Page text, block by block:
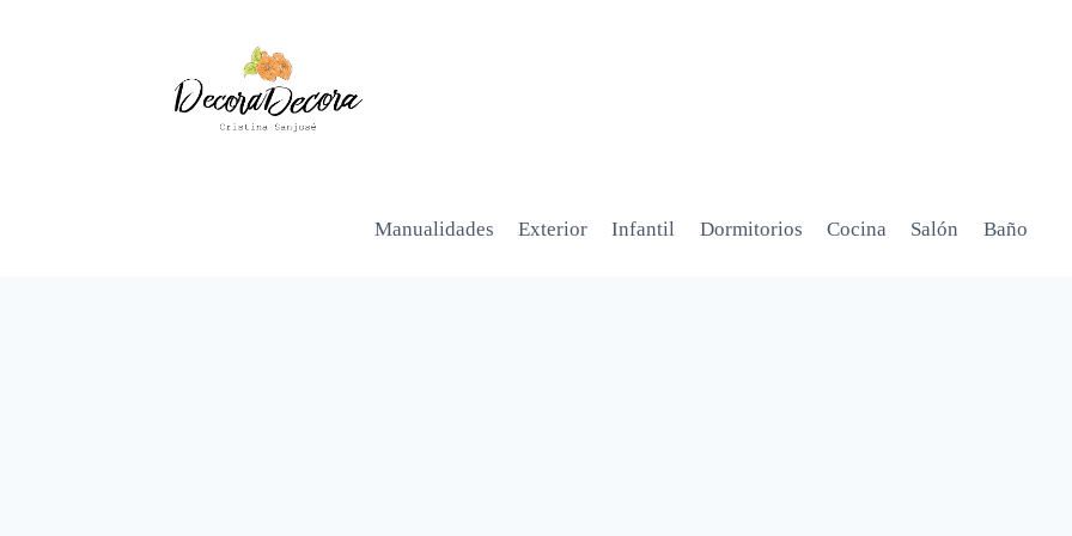
Manualidades Exterior Infantil Dormitorios Cocina Salón Baño